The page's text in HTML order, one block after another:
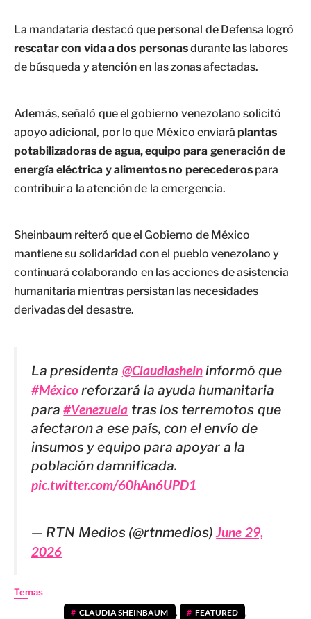
La mandataria destacó que personal de Defensa logró
rescatar con vida a dos personasdurante las labores
de búsqueda y atención en las zonas afectadas.
Además, señaló que el gobierno venezolano solicitó
apoyo adicional, por lo que México enviaráplantas
potabilizadoras de agua, equipo para generación de
energía eléctrica y alimentos no perecederospara
contribuir a la atención de la emergencia.
Sheinbaum reiteró que el Gobierno de México
mantiene su solidaridad con el pueblo venezolano y
continuará colaborando en las acciones de asistencia
humanitaria mientras persistan las necesidades
derivadas del desastre.
La presidenta @Claudiasheininformó que
#Méxicoreforzará la ayuda humanitaria
para#Venezuela tras los terremotos que
afectaron a ese país, con el envío de
insumos y equipo para apoyar a la
población damnificada.
pic.twitter.com/60hAn6UPD1
— RTN Medios (@rtnmedios)June 29,
2026
Temas
CLAUDIA SHEINBAUM , FEATURED ,